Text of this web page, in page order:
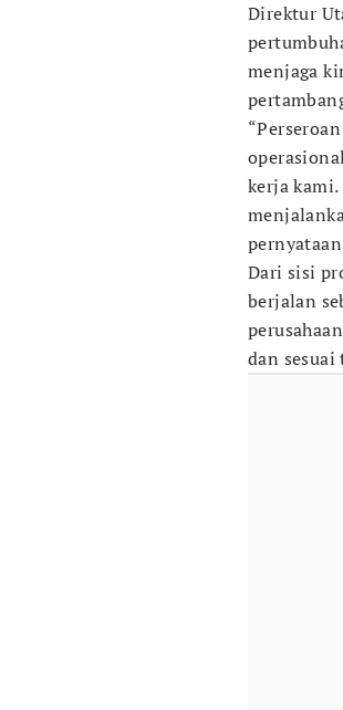
Direktur
menjaga
kerja
Dari sisi
berjalan
dan sesuai